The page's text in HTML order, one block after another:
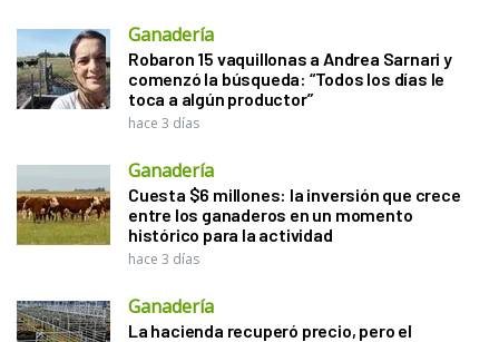
Ganadería
Robaron 15 vaquillonas a Andrea Sarnari y
comenzó la búsqueda: “Todos los días le
toca a algún productor”
hace 3 días
Ganadería
Cuesta $6 millones: la inversión que crece
entre los ganaderos en un momento
histórico para la actividad
hace 3 días
Ganadería
La hacienda recuperó precio, pero el